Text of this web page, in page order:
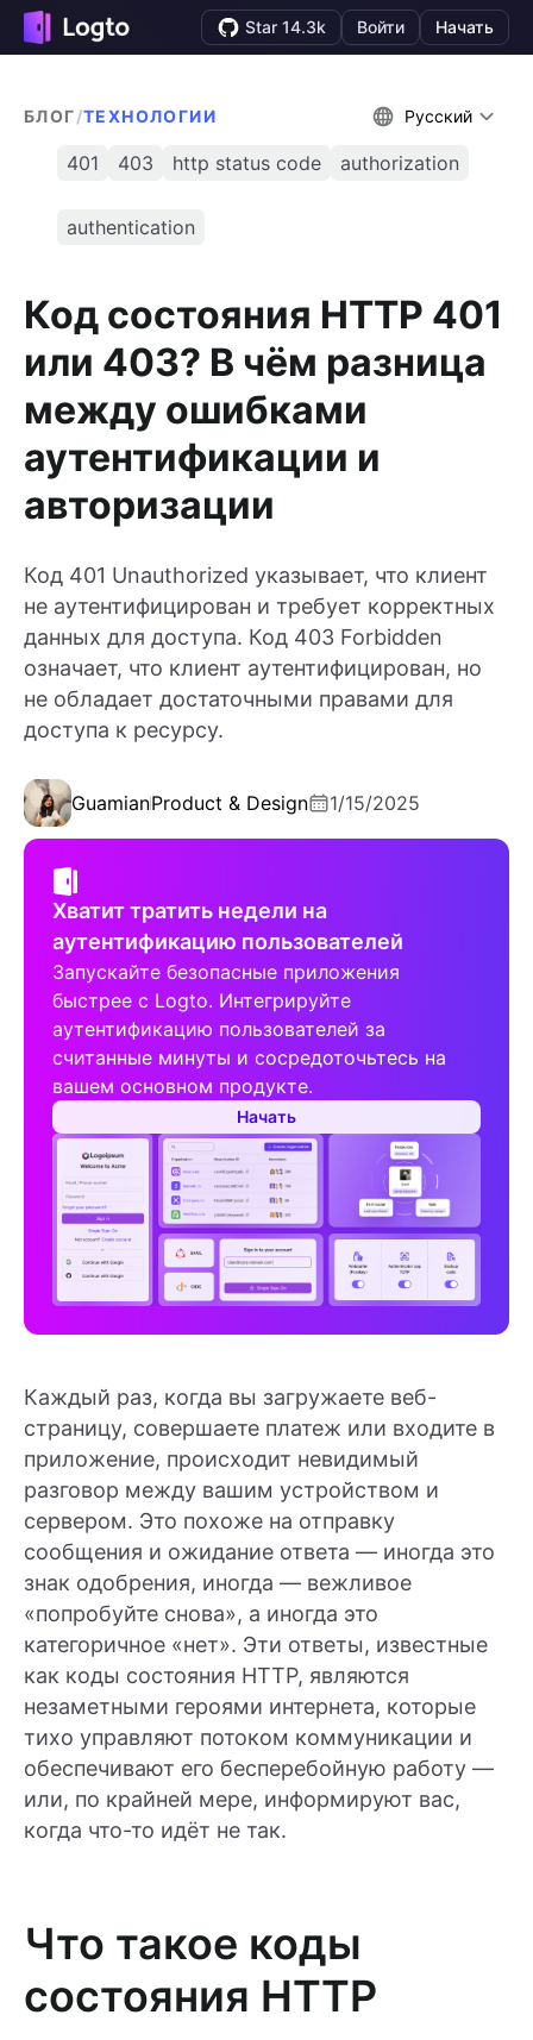
Star 14.3k Войти Начать
БЛОГ/ТЕХНОЛОГИИ Русский
401 403 http status code authorization
authentication
Код состояния HTTP 401
или 403? В чём разница
между ошибками
аутентификации и
авторизации
Код 401 Unauthorized указывает, что клиент
не аутентифицирован и требует корректных
данных для доступа. Код 403 Forbidden
означает, что клиент аутентифицирован, но
не обладает достаточными правами для
доступа к ресурсу.
GuamianProduct & Design 1/15/2025
Хватит тратить недели на
аутентификацию пользователей
Запускайте безопасные приложения
быстрее с Logto. Интегрируйте
аутентификацию пользователей за
считанные минуты и сосредоточьтесь на
вашем основном продукте.
Начать
Каждый раз, когда вы загружаете веб-
страницу, совершаете платеж или входите в
приложение, происходит невидимый
разговор между вашим устройством и
сервером. Это похоже на отправку
сообщения и ожидание ответа — иногда это
знак одобрения, иногда — вежливое
«попробуйте снова», а иногда это
категоричное «нет». Эти ответы, известные
как коды состояния HTTP, являются
незаметными героями интернета, которые
тихо управляют потоком коммуникации и
обеспечивают его бесперебойную работу —
или, по крайней мере, информируют вас,
когда что-то идёт не так.
Что такое коды
состояния HTTP